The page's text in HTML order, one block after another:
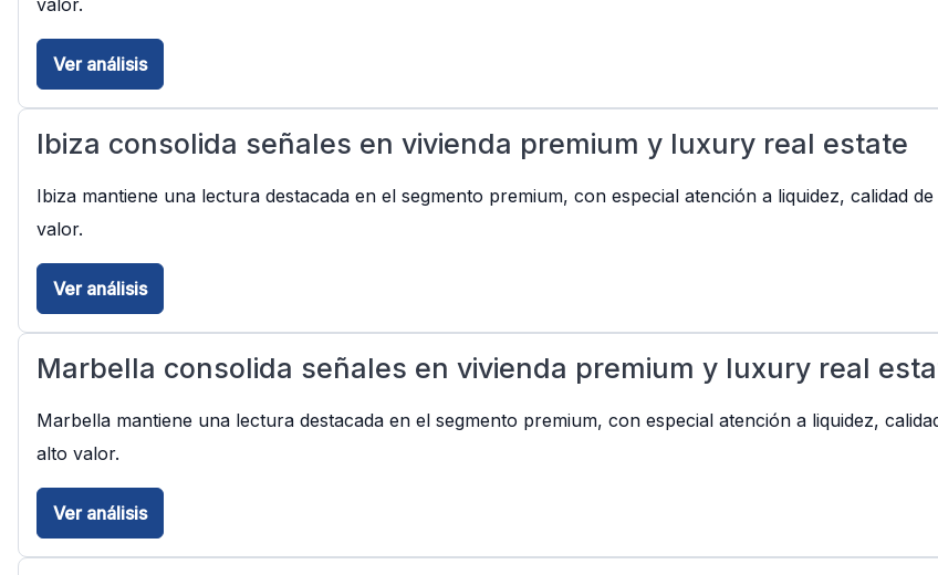
valor.
Ver análisis
Ibiza consolida señales en vivienda premium y luxury real estate
Ibiza mantiene una lectura destacada en el segmento premium, con especial atención a liquidez, calidad
valor.
Ver análisis
Marbella consolida señales en vivienda premium y luxury real
Marbella mantiene una lectura destacada en el segmento premium, con especial atención a liquidez,
alto valor.
Ver análisis